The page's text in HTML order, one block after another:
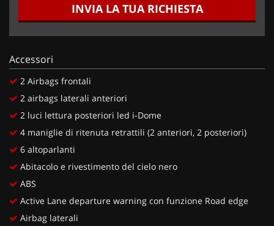
INVIA LA TUA RICHIESTA
Accessori
2 Airbags frontali
2 airbags laterali anteriori
2 luci lettura posteriori led i-Dome
4 maniglie di ritenuta retrattili (2 anteriori, 2 posteriori)
6 altoparlanti
Abitacolo e rivestimento del cielo nero
ABS
Active Lane departure warning con funzione Road edge
Airbag laterali